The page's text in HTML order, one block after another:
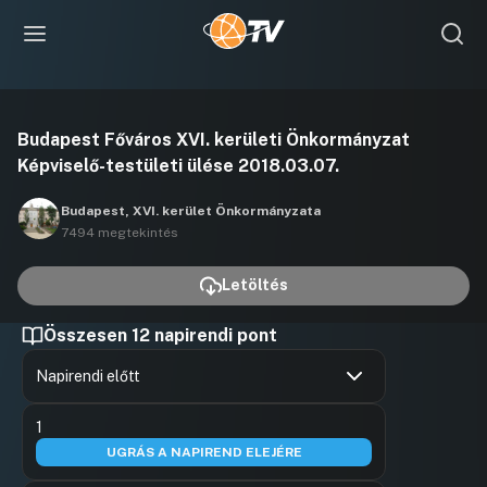
lejátszása
Budapest Főváros XVI. kerületi Önkormányzat
Képviselő-testületi ülése 2018.03.07.
Budapest, XVI. kerület Önkormányzata
7494 megtekintés
Letöltés
Összesen 12 napirendi pont
Napirendi előtt
1
UGRÁS A NAPIREND ELEJÉRE